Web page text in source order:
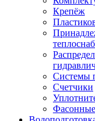
Крепёж
Системы
Счетчики